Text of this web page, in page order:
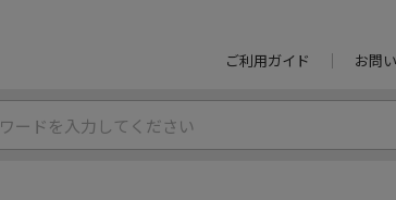
ご利用ガイド お問